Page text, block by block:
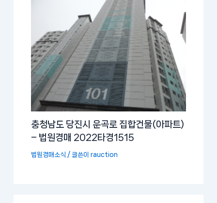
충청남도 당진시 운곡로 집합건물(아파트)
– 법원경매 2022타경1515
법원경매소식 / 글쓴이rauction